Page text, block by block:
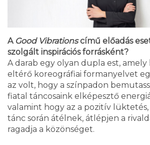
A Good Vibrationscímű előadás
szolgált inspirációs forrásként?
A darab egy olyan dupla est,
eltérő koreográfiai formanyelvet
az volt, hogy a színpadon
fiatal táncosaink elképesztő
valamint hogy az a pozitív
tánc során átélnek, átlépjen a
ragadja a közönséget.